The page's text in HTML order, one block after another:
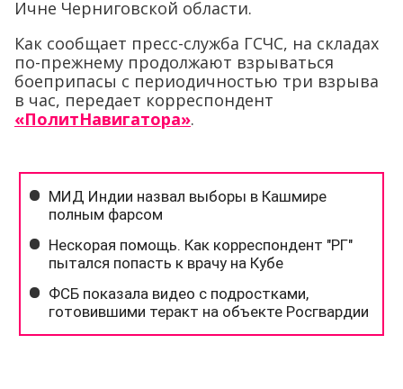
Ичне Черниговской области.
Как сообщает пресс-служба ГСЧС, на складах
по-прежнему продолжают взрываться
боеприпасы с периодичностью три взрыва
в час, передает корреспондент
«ПолитНавигатора».